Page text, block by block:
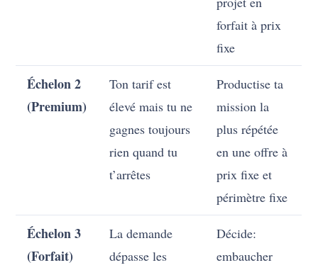
forfait à prix
fixe
Échelon 2
(Premium)
Ton tarif est
élevé mais tu ne
gagnes toujours
rien quand tu
t’arrêtes
Productise ta
mission la
plus répétée
en une offre à
prix fixe et
périmètre fixe
Échelon 3
(Forfait)
La demande
dépasse les
Décide:
embaucher